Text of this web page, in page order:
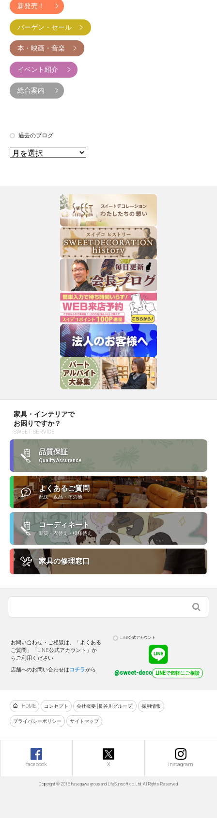
新発売！
バーゲン・セール
本・映画・音楽
イベント紹介
総合案内
過去のブログ
家具・インテリアで
お困りですか？
SWEET SERVICE
品質保証
Quality Assurance
よくあるご質問
配送・返品・その他
コーディネート
新築・衣替え・模様替え
家具の修理窓口
お問い合わせ・ご相談は、「よくある
ご質問」「LINE公式アカウント」か
らご利用ください
店舗へのお問い合わせはコチラから
LINE公式アカウント
@sweet-deco LINEで気軽にご相談
HOME コンセプト 会社概要 [長谷川グループ] 採用情報
プライバシーポリシー サイトマップ
facebook X instagram
Copyright © 2016 hasegawa group and LifeSunsoft co.Ltd. All Rights Reserved.